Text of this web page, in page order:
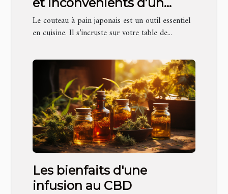
et inconvénients d’un
couteau à pain japonais ?
Le couteau à pain japonais est un outil essentiel
en cuisine. Il s’incruste sur votre table de...
Les bienfaits d'une
infusion au CBD